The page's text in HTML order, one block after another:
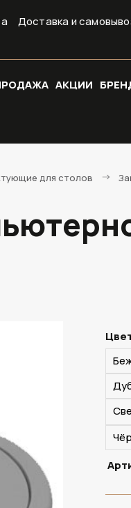
Доставка и
АКЦИИ
для столов